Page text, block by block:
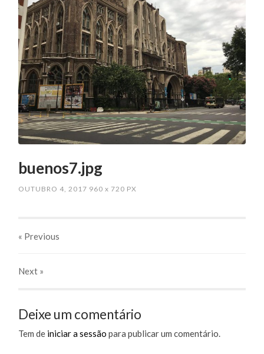
buenos7.jpg
OUTUBRO 4, 2017 960x 720 PX
« Previous
Next »
Deixe um comentário
Tem de iniciar a sessão para publicar um comentário.